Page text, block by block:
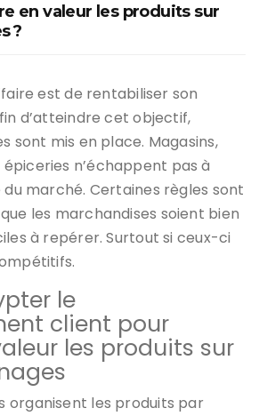
en valeur les produits sur
?
est de rentabiliser son
d’atteindre cet objectif,
sont mis en place. Magasins,
n’échappent pas à
marché. Certaines règles sont
les marchandises soient bien
à repérer. Surtout si ceux-ci
le
client pour
les produits sur
organisent les produits par